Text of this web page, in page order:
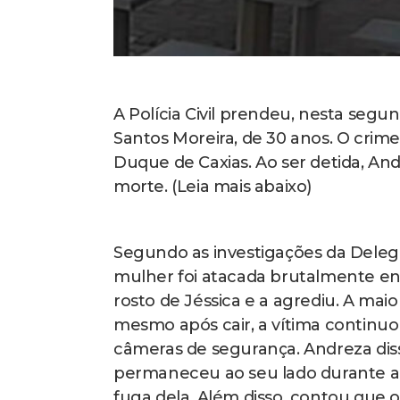
A Polícia Civil prendeu, nesta
Santos Moreira, de 30 anos. O
Duque de Caxias. Ao ser detida,
morte. (Leia mais abaixo)
Segundo as investigações da
mulher foi atacada brutalmente
rosto de Jéssica e a agrediu. A
mesmo após cair, a vítima
câmeras de segurança. Andreza
permaneceu ao seu lado durante